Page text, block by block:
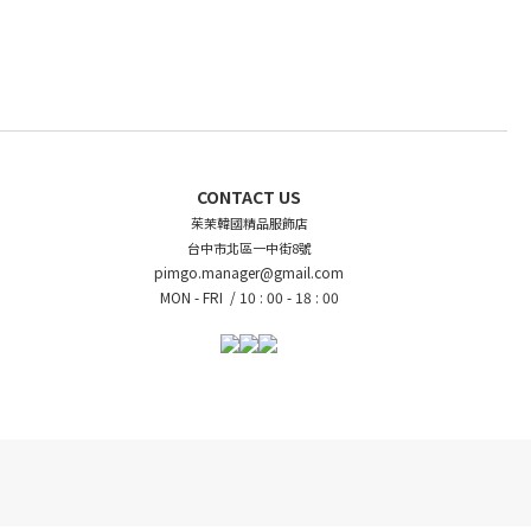
CONTACT US
茱茉韓國精品服飾店
台中市北區一中街8號
pimgo.manager@gmail.com
MON - FRI / 10 : 00 - 18 : 00